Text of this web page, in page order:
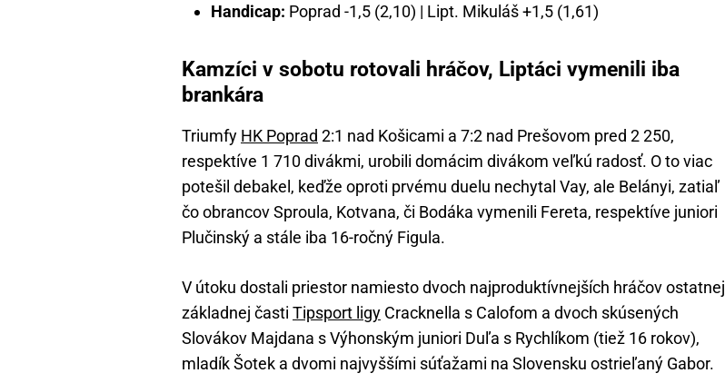
Handicap: Poprad -1,5 (2,10) | Lipt. Mikuláš +1,5 (1,61)
Kamzíci v sobotu rotovali hráčov, Liptáci vymenili iba
brankára
Triumfy HK Poprad 2:1 nad Košicami a 7:2 nad Prešovom pred 2 250,
respektíve 1 710 divákmi, urobili domácim divákom veľkú radosť. O to viac
potešil debakel, keďže oproti prvému duelu nechytal Vay, ale Belányi, zatiaľ
čo obrancov Sproula, Kotvana, či Bodáka vymenili Fereta, respektíve juniori
Plučinský a stále iba 16-ročný Figula.
V útoku dostali priestor namiesto dvoch najproduktívnejších hráčov ostatnej
základnej časti Tipsport ligy Cracknella s Calofom a dvoch skúsených
Slovákov Majdana s Výhonským juniori Duľa s Rychlíkom (tiež 16 rokov),
mladík Šotek a dvomi najvyššími súťažami na Slovensku ostrieľaný Gabor.